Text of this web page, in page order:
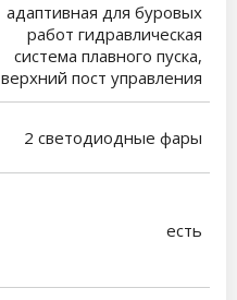
адаптивная для буровых
работ гидравлическая
система плавного пуска,
верхний пост управления
2 светодиодные фары
есть